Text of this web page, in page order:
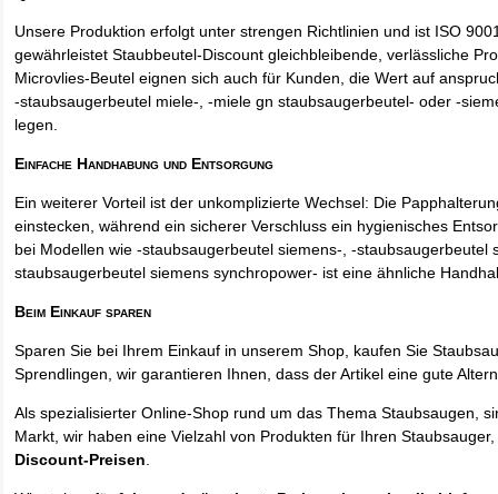
Unsere Produktion erfolgt unter strengen Richtlinien und ist ISO
gewährleistet Staubbeutel-Discount gleichbleibende, verlässliche
Microvlies-Beutel eignen sich auch für Kunden, die Wert auf
-staubsaugerbeutel miele-, -miele gn staubsaugerbeutel- oder -
legen.
Einfache Handhabung und Entsorgung
Ein weiterer Vorteil ist der unkomplizierte Wechsel: Die
einstecken, während ein sicherer Verschluss ein hygienisches
bei Modellen wie -staubsaugerbeutel siemens-, -staubsaugerbeutel
staubsaugerbeutel siemens synchropower- ist eine ähnliche
Beim Einkauf sparen
Sparen Sie bei Ihrem Einkauf in unserem Shop, kaufen Sie
Sprendlingen, wir garantieren Ihnen, dass der Artikel eine gute
Als spezialisierter Online-Shop rund um das Thema Staubsaugen,
Markt, wir haben eine Vielzahl von Produkten für Ihren
Discount-Preisen.